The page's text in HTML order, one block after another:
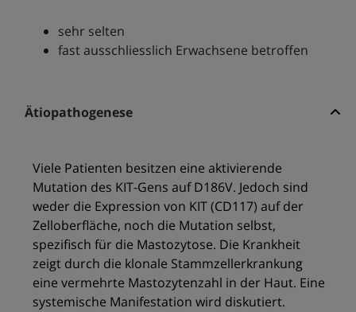
sehr selten
fast ausschliesslich Erwachsene betroffen
Ätiopathogenese
Viele Patienten besitzen eine aktivierende
Mutation des KIT-Gens auf D186V. Jedoch sind
weder die Expression von KIT (CD117) auf der
Zelloberfläche, noch die Mutation selbst,
spezifisch für die Mastozytose. Die Krankheit
zeigt durch die klonale Stammzellerkrankung
eine vermehrte Mastozytenzahl in der Haut. Eine
systemische Manifestation wird diskutiert.